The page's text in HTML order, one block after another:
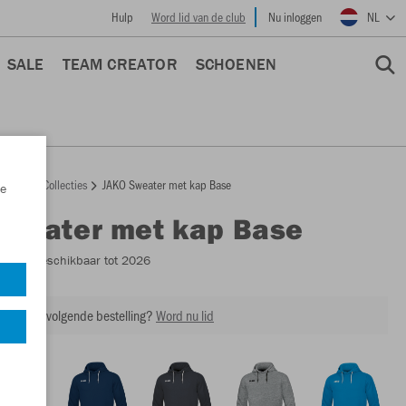
Hulp Word lid van de club Nu inloggen NL
SALE TEAM CREATOR SCHOENEN
Collecties JAKO Sweater met kap Base
Sweater met kap Base
- Beschikbaar tot 2026
op je volgende bestelling?Word nu lid